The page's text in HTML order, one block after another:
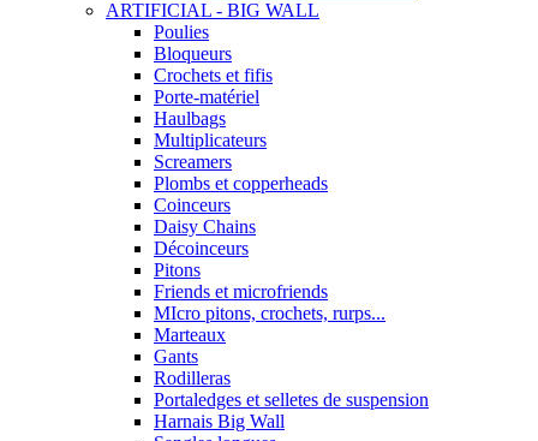
ARTIFICIAL - BIG WALL
Poulies
Bloqueurs
Crochets et fifis
Porte-matériel
Haulbags
Multiplicateurs
Screamers
Plombs et copperheads
Coinceurs
Daisy Chains
Décoinceurs
Pitons
Friends et microfriends
MIcro pitons, crochets, rurps...
Marteaux
Gants
Rodilleras
Portaledges et selletes de suspension
Harnais Big Wall